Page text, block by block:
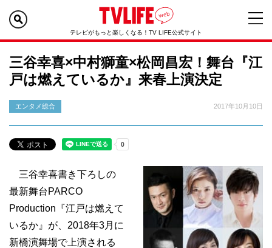
テレビがもっと楽しくなる！TV LIFE公式サイト
三谷幸喜×中村獅童×松岡昌宏！舞台『江
戸は燃えているか』来春上演決定
エンタメ総合 2017年10月10日
三谷幸喜書き下ろしの
最新舞台PARCO
Production『江戸は燃えて
いるか』が、2018年3月に
新橋演舞場で上演される